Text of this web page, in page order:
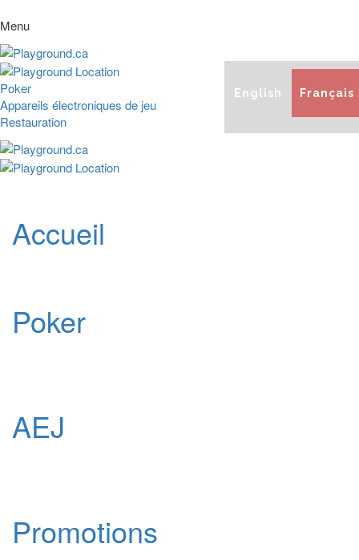
Menu
English Français
Poker
Appareils électroniques de jeu
Restauration
Accueil
Poker
AEJ
Promotions